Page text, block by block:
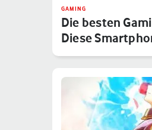
GAMING
Die besten
Diese